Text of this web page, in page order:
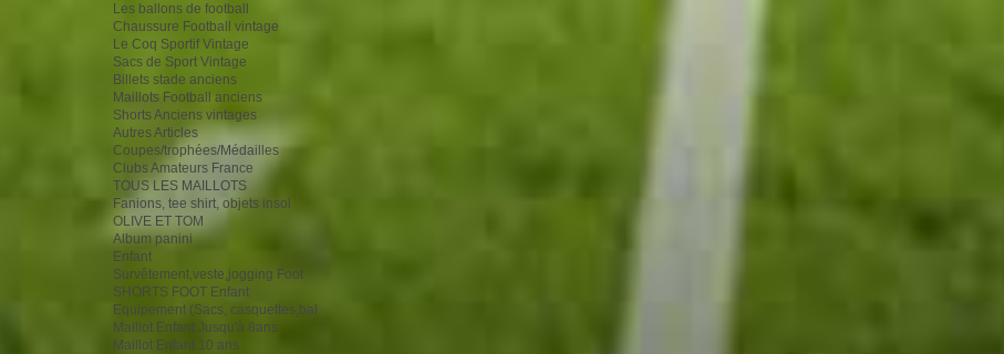
Les ballons de football
Chaussure Football vintage
Le Coq Sportif Vintage
Sacs de Sport Vintage
Billets stade anciens
Maillots Football anciens
Shorts Anciens vintages
Autres Articles
Coupes/trophées/Médailles
Clubs Amateurs France
TOUS LES MAILLOTS
Fanions, tee shirt, objets insol
OLIVE ET TOM
Album panini
Enfant
Survêtement,veste,jogging Foot
SHORTS FOOT Enfant
Equipement (Sacs, casquettes,bal
Maillot Enfant Jusqu'à 8ans
Maillot Enfant 10 ans